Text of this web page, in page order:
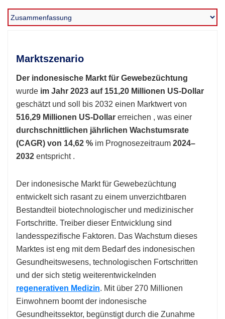
Marktszenario
Der indonesische Markt für Gewebezüchtung
wurde im Jahr 2023 auf 151,20 Millionen US-Dollar
geschätzt und soll bis 2032 einen Marktwert von
516,29 Millionen US-Dollar erreichen , was einer
durchschnittlichen jährlichen Wachstumsrate
(CAGR) von 14,62 % im Prognosezeitraum 2024–
2032 entspricht .
Der indonesische Markt für Gewebezüchtung
entwickelt sich rasant zu einem unverzichtbaren
Bestandteil biotechnologischer und medizinischer
Fortschritte. Treiber dieser Entwicklung sind
landesspezifische Faktoren. Das Wachstum dieses
Marktes ist eng mit dem Bedarf des indonesischen
Gesundheitswesens, technologischen Fortschritten
und der sich stetig weiterentwickelnden
regenerativen Medizin. Mit über 270 Millionen
Einwohnern boomt der indonesische
Gesundheitssektor, begünstigt durch die Zunahme